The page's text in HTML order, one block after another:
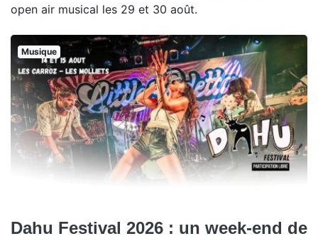
open air musical les 29 et 30 août.
Musique
Dahu Festival 2026 : un week-end de